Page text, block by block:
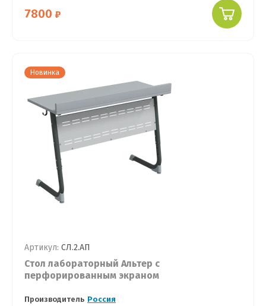
7800
Новинка
Артикул: СЛ.2.АП
Стол лабораторный Альтер с
перфорированным экраном
Производитель Россия